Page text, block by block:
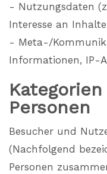
- Nutzungsdaten
Interesse an
- Meta-/
Informationen, IP-
Personen
Besucher und
(Nachfolgend
Personen